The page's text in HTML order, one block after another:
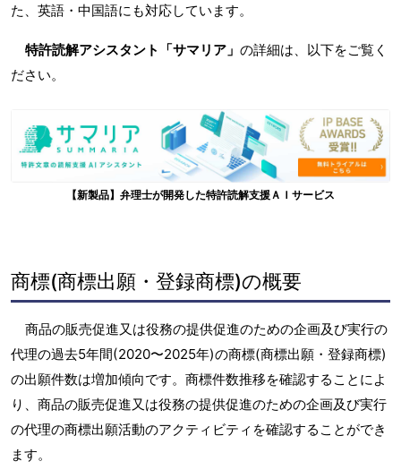
た、英語・中国語にも対応しています。
特許読解アシスタント「サマリア」 の詳細は、以下をご覧く
ださい。
【新製品】弁理士が開発した特許読解支援ＡＩサービス
商標(商標出願・登録商標)の概要
商品の販売促進又は役務の提供促進のための企画及び実行の
代理の過去5年間(2020〜2025年)の商標(商標出願・登録商標)
の出願件数は増加傾向です。商標件数推移を確認することによ
り、商品の販売促進又は役務の提供促進のための企画及び実行
の代理の商標出願活動のアクティビティを確認することができ
ます。